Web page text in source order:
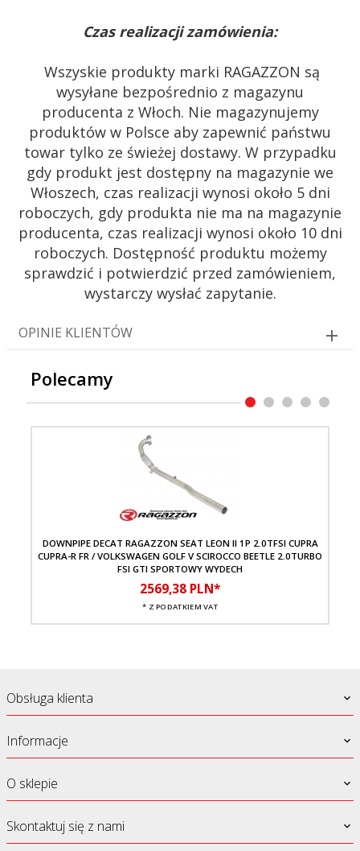
Czas realizacji zamówienia:
Wszyskie produkty marki RAGAZZON są
wysyłane bezpośrednio z magazynu
producenta z Włoch. Nie magazynujemy
produktów w Polsce aby zapewnić państwu
towar tylko ze świeżej dostawy. W przypadku
gdy produkt jest dostępny na magazynie we
Włoszech, czas realizacji wynosi około 5 dni
roboczych, gdy produkta nie ma na magazynie
producenta, czas realizacji wynosi około 10 dni
roboczych. Dostępność produktu możemy
sprawdzić i potwierdzić przed zamówieniem,
wystarczy wysłać zapytanie.
OPINIE KLIENTÓW
Polecamy
DOWNPIPE DECAT RAGAZZON SEAT LEON II 1P 2.0TFSI CUPRA
CUPRA-R FR / VOLKSWAGEN GOLF V SCIROCCO BEETLE 2.0TURBO
FSI GTI SPORTOWY WYDECH
2569,38 PLN*
* Z PODATKIEM VAT
Obsługa klienta
Informacje
O sklepie
Skontaktuj się z nami